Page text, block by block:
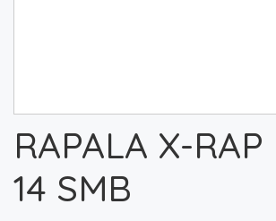
RAPALA X-
14 SMB